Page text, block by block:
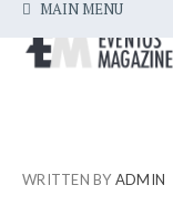
MAIN MENU
WRITTEN BY ADMIN